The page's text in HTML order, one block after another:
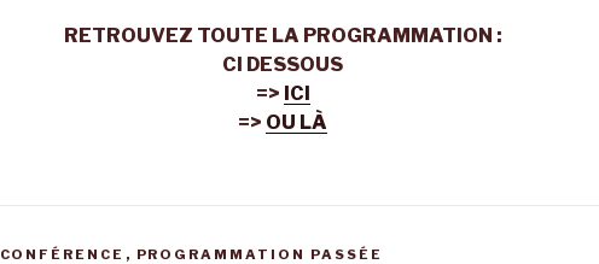
RETROUVEZ TOUTE LA PROGRAMMATION :
CI DESSOUS
=> ICI
=> OU LÀ
CATÉGORIES
CONFÉRENCE , PROGRAMMATION PASSÉE